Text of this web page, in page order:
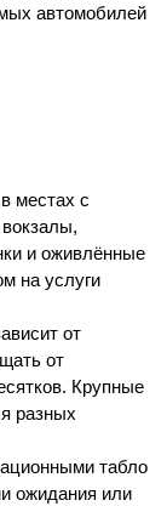
автомобилей
местах с
и оживлённые
на услуги
от
от
Крупные
разных
табло
ожидания или